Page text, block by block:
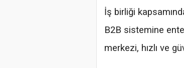
İş birliği
B2B sistemine
merkezi, hızlı ve